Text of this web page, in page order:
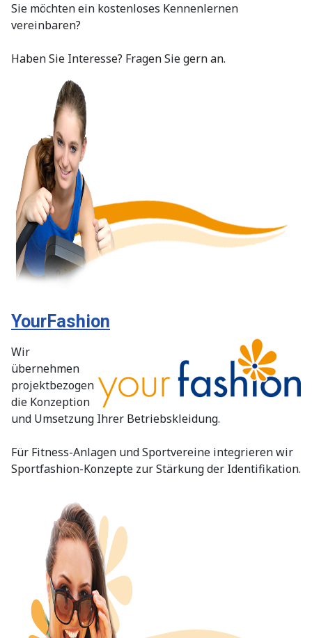
Sie möchten ein kostenloses Kennenlernen
vereinbaren?
Haben Sie Interesse? Fragen Sie gern an.
YourFashion
Wir
übernehmen
projektbezogen
die Konzeption
und Umsetzung Ihrer Betriebskleidung.
Für Fitness-Anlagen und Sportvereine integrieren wir
Sportfashion-Konzepte zur Stärkung der Identifikation.